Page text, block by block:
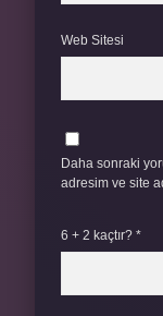
Web Sitesi
Daha sonraki
adresim ve site
6 + 2 kaçtır? *